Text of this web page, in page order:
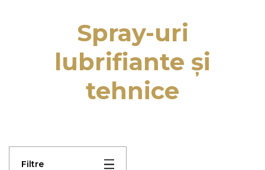
Spray-uri
lubrifiante și
tehnice
Filtre